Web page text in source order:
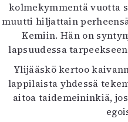
kolmekymmentä vuotta
muutti hiljattain
Kemiin. Hän on
lapsuudessa
Ylijääskö kertoo
lappilaista yhdessä
aitoa taidemeininkiä,